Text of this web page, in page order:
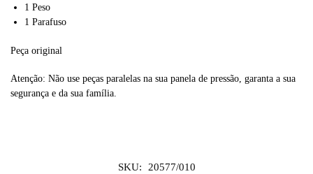
1 Peso
1 Parafuso
Peça original
Atenção: Não use peças paralelas na sua panela de pressão, garanta a sua
segurança e da sua família.
SKU:
20577/010